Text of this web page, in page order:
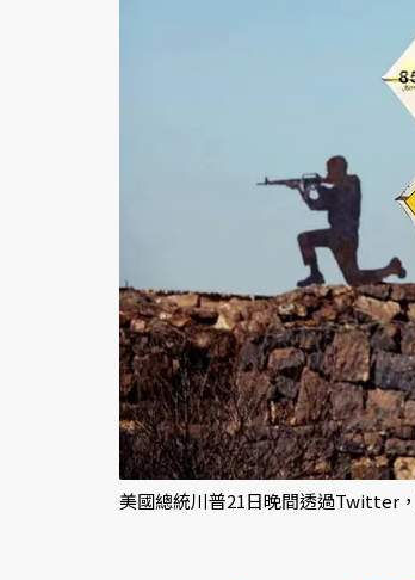
美國總統川普21日晚間透過Twitter